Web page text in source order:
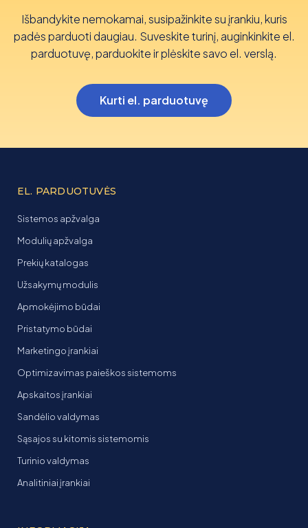
Išbandykite nemokamai, susipažinkite su įrankiu, kuris
padės parduoti daugiau. Suveskite turinį, auginkinkite el.
parduotuvę, parduokite ir plėskite savo el. verslą.
Kurti el. parduotuvę
EL. PARDUOTUVĖS
Sistemos apžvalga
Modulių apžvalga
Prekių katalogas
Užsakymų modulis
Apmokėjimo būdai
Pristatymo būdai
Marketingo įrankiai
Optimizavimas paieškos sistemoms
Apskaitos įrankiai
Sandėlio valdymas
Sąsajos su kitomis sistemomis
Turinio valdymas
Analitiniai įrankiai